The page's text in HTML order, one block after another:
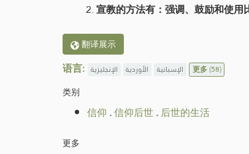
宣教的方法有：强调、鼓励和使用
翻译展示
语言: الإنجليزية الأوردية الإسبانية 更多(58)
类别
信仰 .信仰后世.后世的生活
更多